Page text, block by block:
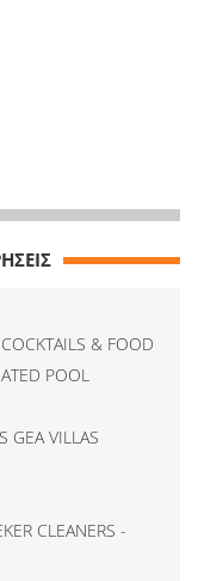
& FOOD
POOL
GEA VILLAS
CLEANERS -